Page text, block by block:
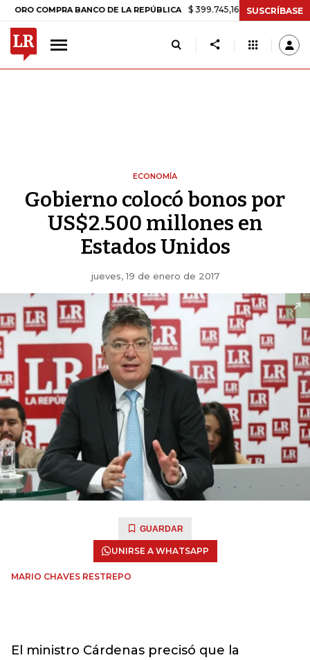
BANCO DE LA REPÚBLICA $ 399.745,16 +$ 2.295,71 +0,58%
SUSCRÍBASE
ECONOMÍA
Gobierno colocó bonos por
US$2.500 millones en
Estados Unidos
jueves, 19 de enero de 2017
GUARDAR
UNIRSE A WHATSAPP
MARIO CHAVES RESTREPO
El ministro Cárdenas precisó que la